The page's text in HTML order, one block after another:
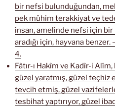
bir nefsi bulunduğundan,
pek mühim terakkiyat ve
insan, amelinde nefsi için bir
aradığı için, hayvana
4.
Fâtır-ı Hakîm ve Kadîr-i
güzel yaratmış, güzel teçhiz
tevcih etmiş, güzel
tesbihat yaptırıyor, güzel